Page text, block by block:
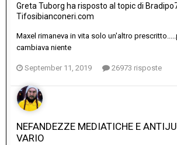
Greta Tuborg ha risposto al topic di
Tifosibianconeri.com
Maxel rimaneva in vita solo un'altro
cambiava niente
September 11, 2019 26973 risposte
NEFANDEZZE MEDIATICHE E
VARIO